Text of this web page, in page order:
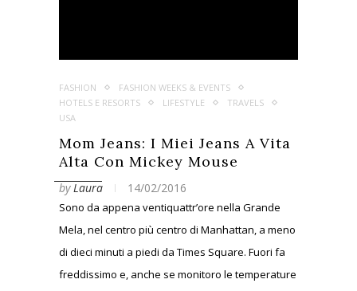
FASHION
FASHION WEEKS & EVENTS
HOTELS E RESORTS
LIFESTYLE
TRAVELS
USA
Mom Jeans: I Miei Jeans A Vita
Alta Con Mickey Mouse
byLaura 14/02/2016
Sono da appena ventiquattr’ore nella Grande
Mela, nel centro più centro di Manhattan, a meno
di dieci minuti a piedi da Times Square. Fuori fa
freddissimo e, anche se monitoro le temperature